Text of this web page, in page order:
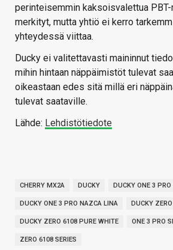
perinteisemmin kaksoisvalettua PBT-
merkityt, mutta yhtiö ei kerro
yhteydessä viittaa.
Ducky ei valitettavasti maininnut
mihin hintaan näppäimistöt tulevat
oikeastaan edes sitä millä eri
tulevat saataville.
Lähde: Lehdistötiedote
CHERRY MX2A DUCKY DUCKY ONE 3
DUCKY ONE 3 PRO NAZCA LINA DUCKY
DUCKY ZERO 6108 PURE WHITE ONE 3 PRO
ZERO 6108 SERIES